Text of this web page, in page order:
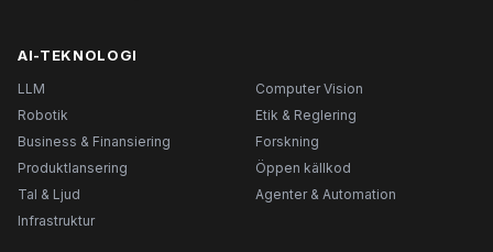
AI-TEKNOLOGI
LLM
Computer Vision
Robotik
Etik & Reglering
Business & Finansiering
Forskning
Produktlansering
Öppen källkod
Tal & Ljud
Agenter & Automation
Infrastruktur